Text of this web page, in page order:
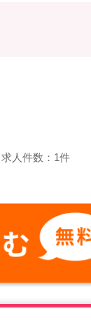
人件数：1件